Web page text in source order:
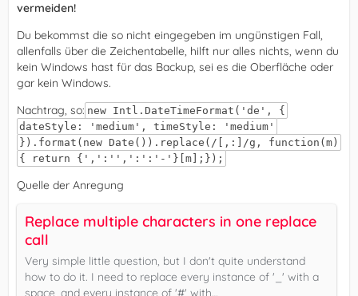
vermeiden!
Du bekommst die so nicht eingegeben im ungünstigen Fall,
allenfalls über die Zeichentabelle, hilft nur alles nichts, wenn du
kein Windows hast für das Backup, sei es die Oberfläche oder
gar kein Windows.
Nachtrag, so: new Intl.DateTimeFormat('de', {
dateStyle: 'medium', timeStyle: 'medium'
}).format(new Date()).replace(/[,:]/g, function(m)
{ return {',':'',':':'-'}[m];});
Quelle der Anregung
Replace multiple characters in one replace
call
Very simple little question, but I don't quite understand
how to do it. I need to replace every instance of '_' with a
space, and every instance of '#' with…